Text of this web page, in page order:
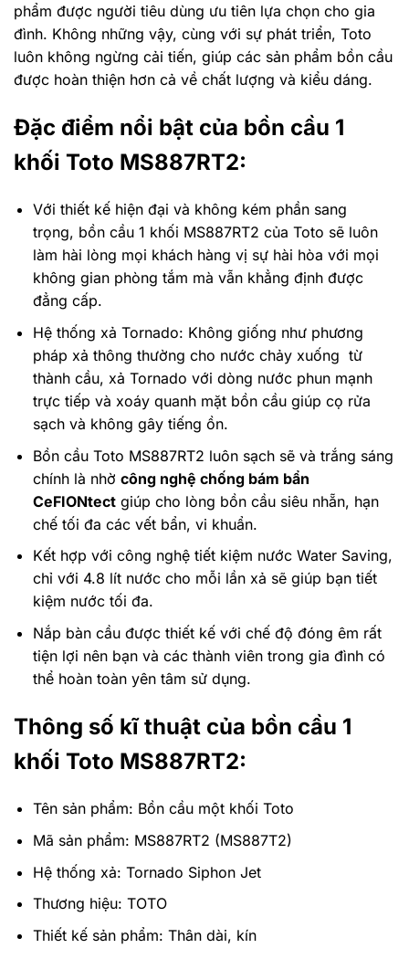
phẩm được người tiêu dùng ưu tiên lựa chọn cho gia
đình. Không những vậy, cùng với sự phát triển, Toto
luôn không ngừng cải tiến, giúp các sản phẩm bồn cầu
được hoàn thiện hơn cả về chất lượng và kiểu dáng.
Đặc điểm nổi bật của bồn cầu 1
khối Toto MS887RT2:
Với thiết kế hiện đại và không kém phần sang
trọng, bồn cầu 1 khối MS887RT2 của Toto sẽ luôn
làm hài lòng mọi khách hàng vị sự hài hòa với mọi
không gian phòng tắm mà vẫn khẳng định được
đẳng cấp.
Hệ thống xả Tornado: Không giống như phương
pháp xả thông thường cho nước chảy xuống từ
thành cầu, xả Tornado với dòng nước phun mạnh
trực tiếp và xoáy quanh mặt bồn cầu giúp cọ rửa
sạch và không gây tiếng ồn.
Bồn cầu Toto MS887RT2 luôn sạch sẽ và trắng sáng
chính là nhờ công nghệ chống bám bẩn
CeFIONtectgiúp cho lòng bồn cầu siêu nhẵn, hạn
chế tối đa các vết bẩn, vi khuẩn.
Kết hợp với công nghệ tiết kiệm nước Water Saving,
chỉ với 4.8 lít nước cho mỗi lần xả sẽ giúp bạn tiết
kiệm nước tối đa.
Nắp bàn cầu được thiết kế với chế độ đóng êm rất
tiện lợi nên bạn và các thành viên trong gia đình có
thể hoàn toàn yên tâm sử dụng.
Thông số kĩ thuật của bồn cầu 1
khối Toto MS887RT2:
Tên sản phẩm: Bồn cầu một khối Toto
Mã sản phẩm: MS887RT2 (MS887T2)
Hệ thống xả: Tornado Siphon Jet
Thương hiệu: TOTO
Thiết kế sản phẩm: Thân dài, kín